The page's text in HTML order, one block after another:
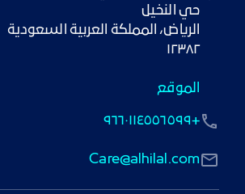
حي النخيل
١٢٣٨٢
الموقع
Care@alhilal.com
+٩٦٦٠١١٤٥٥٦٥٩٩